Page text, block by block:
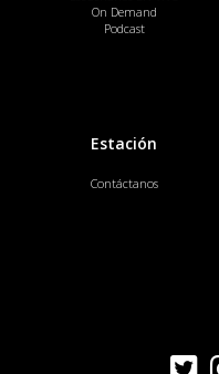
On Demand
Podcast
Estación
Contáctanos